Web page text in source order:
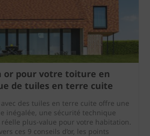
or pour votre toiture en
de tuiles en terre cuite
des tuiles en terre cuite offre une
inégalée, une sécurité technique
plus-value pour votre habitation.
ces 9 conseils d’or, les points